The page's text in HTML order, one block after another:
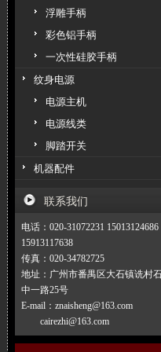
浮雕手柄
彩色铝手柄
一次性硅胶手柄
纹身电源
电源主机
电源线类
脚踏开关
机器配件
联系我们
电话：020-31072231 15013124686
15913117638
传真：020-34782725
地址：广州市番禺区大石镇诜村
中一路25号
E-mail：znaisheng@163.com
cairezhi@163.com